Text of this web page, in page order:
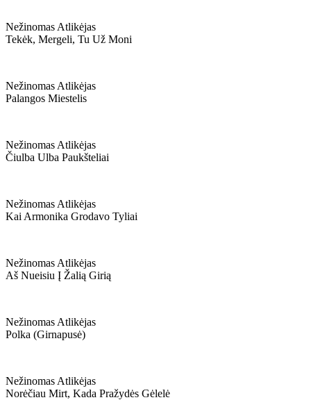
Nežinomas Atlikėjas
Tekėk, Mergeli, Tu Už Moni
Nežinomas Atlikėjas
Palangos Miestelis
Nežinomas Atlikėjas
Čiulba Ulba Paukšteliai
Nežinomas Atlikėjas
Kai Armonika Grodavo Tyliai
Nežinomas Atlikėjas
Aš Nueisiu Į Žalią Girią
Nežinomas Atlikėjas
Polka (girnapusė)
Nežinomas Atlikėjas
Norėčiau Mirt, Kada Pražydės Gėlelė